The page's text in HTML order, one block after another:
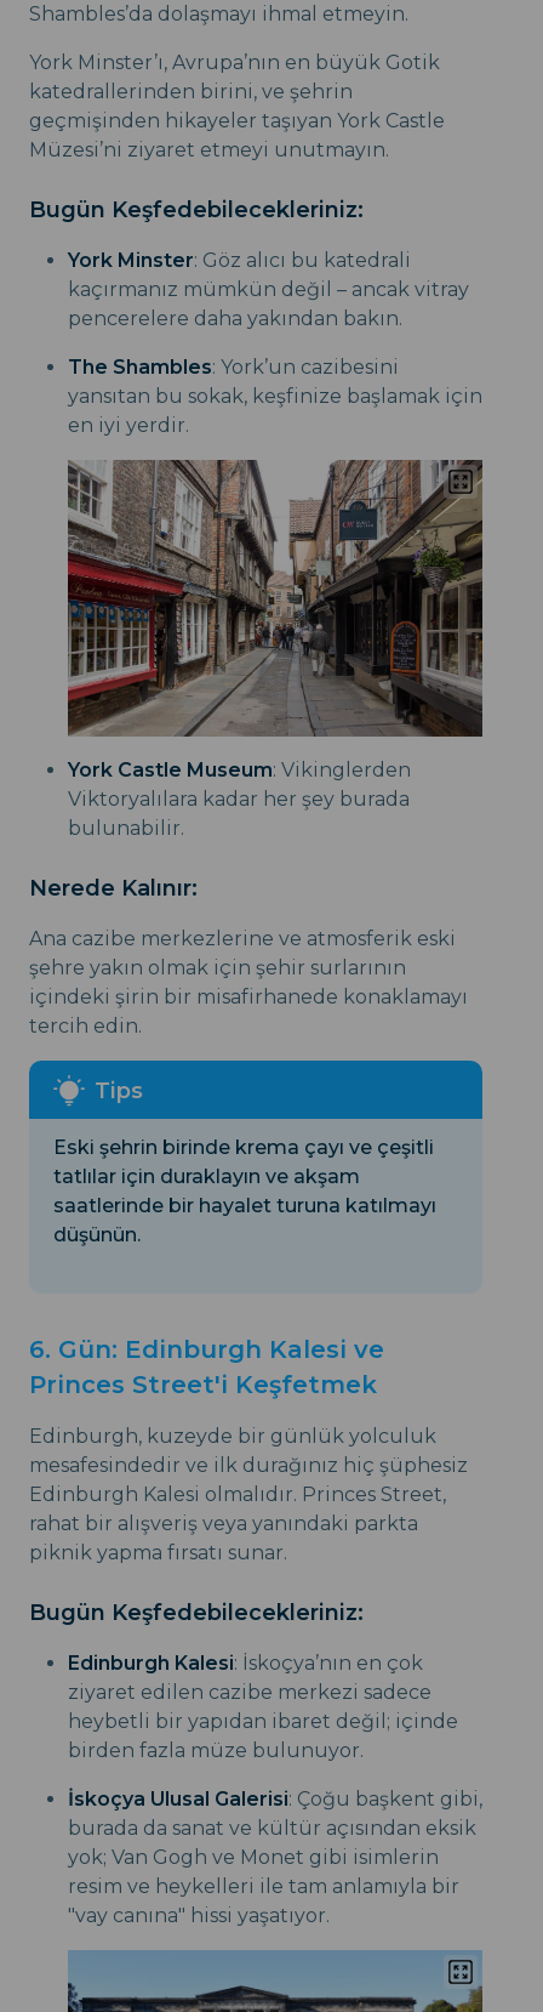
Shambles’da dolaşmayı ihmal etmeyin.
York Minster’ı, Avrupa’nın en büyük Gotik
katedrallerinden birini, ve şehrin
geçmişinden hikayeler taşıyan York Castle
Müzesi’ni ziyaret etmeyi unutmayın.
Bugün Keşfedebilecekleriniz:
York Minster: Göz alıcı bu katedrali
kaçırmanız mümkün değil – ancak vitray
pencerelere daha yakından bakın.
The Shambles: York’un cazibesini
yansıtan bu sokak, keşfinize başlamak için
en iyi yerdir.
York Castle Museum: Vikinglerden
Viktoryalılara kadar her şey burada
bulunabilir.
Nerede Kalınır:
Ana cazibe merkezlerine ve atmosferik eski
şehre yakın olmak için şehir surlarının
içindeki şirin bir misafirhanede konaklamayı
tercih edin.
Eski şehrin birinde krema çayı ve çeşitli
tatlılar için duraklayın ve akşam
saatlerinde bir hayalet turuna katılmayı
düşünün.
6. Gün: Edinburgh Kalesi ve
Princes Street'i Keşfetmek
Edinburgh, kuzeyde bir günlük yolculuk
mesafesindedir ve ilk durağınız hiç şüphesiz
Edinburgh Kalesi olmalıdır. Princes Street,
rahat bir alışveriş veya yanındaki parkta
piknik yapma fırsatı sunar.
Bugün Keşfedebilecekleriniz:
Edinburgh Kalesi: İskoçya’nın en çok
ziyaret edilen cazibe merkezi sadece
heybetli bir yapıdan ibaret değil; içinde
birden fazla müze bulunuyor.
İskoçya Ulusal Galerisi: Çoğu başkent gibi,
burada da sanat ve kültür açısından eksik
yok; Van Gogh ve Monet gibi isimlerin
resim ve heykelleri ile tam anlamıyla bir
"vay canına" hissi yaşatıyor.